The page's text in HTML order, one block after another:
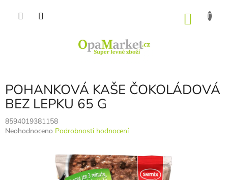
POHANKOVÁ KAŠE ČOKOLÁDOVÁ
BEZ LEPKU 65 G
8594019381158
Průměrné
Neohodnoceno Podrobnosti hodnocení